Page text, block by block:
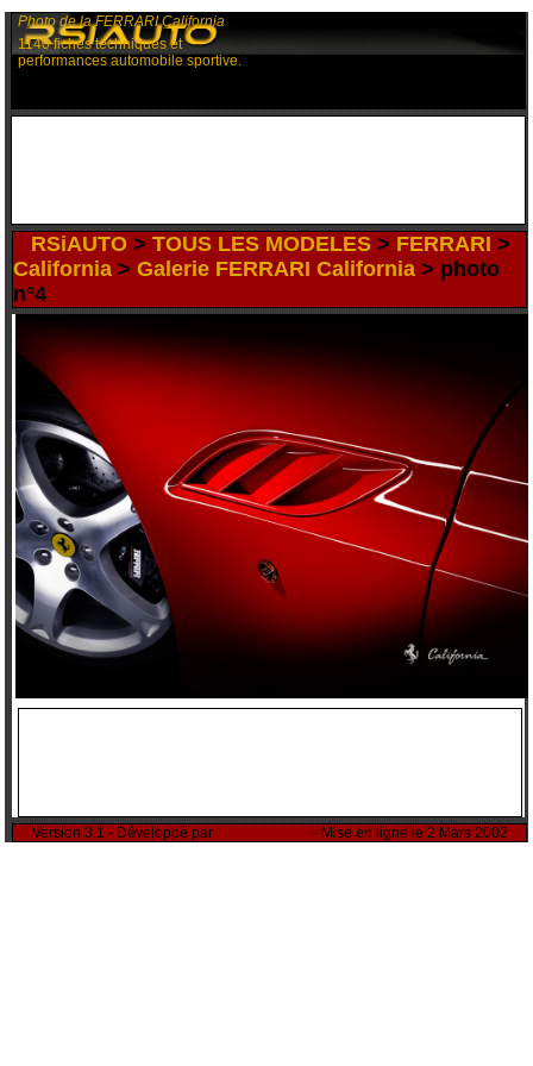
Photo de la FERRARI California
1140 fiches techniques et
performances automobile sportive.
RSiAUTO>TOUS LES MODELES > FERRARI >
California >Galerie FERRARI California > photo
n°4
Version 3.1 - Développé par - Mise en ligne le 2 Mars 2002